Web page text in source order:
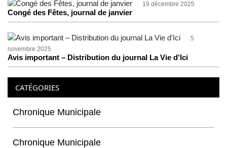
19 décembre 2025
Congé des Fêtes, journal de janvier
5
novembre 2025
Avis important – Distribution du journal La Vie d'Ici
CATÉGORIES
Chronique Municipale
Chronique Municipale